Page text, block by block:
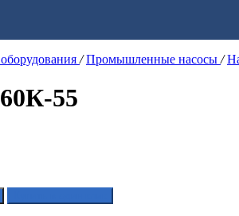
/ Промышленные насосы /
55